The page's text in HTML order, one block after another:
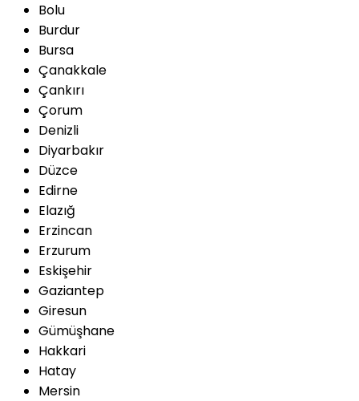
Bolu
Burdur
Bursa
Çanakkale
Çankırı
Çorum
Denizli
Diyarbakır
Düzce
Edirne
Elazığ
Erzincan
Erzurum
Eskişehir
Gaziantep
Giresun
Gümüşhane
Hakkari
Hatay
Mersin